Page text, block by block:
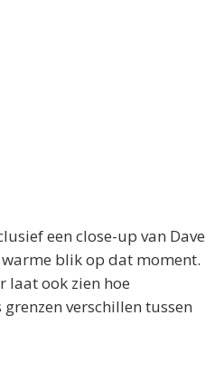
een close-up van Dave
warme blik op dat moment.
laat ook zien hoe
verschillen tussen